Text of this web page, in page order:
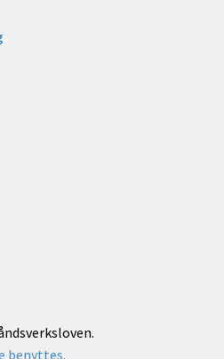
benyttes.